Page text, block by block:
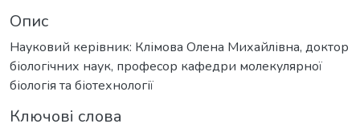
Опис
Науковий керівник: Клімова Олена Михайлівна, доктор
біологічних наук, професор кафедри молекулярної
біологія та біотехнології
Ключові слова